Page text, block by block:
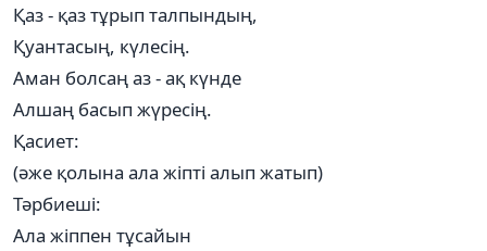
Қаз - қаз тұрып талпындың,
Қуантасың, күлесің.
Аман болсаң аз - ақ күнде
Алшаң басып жүресің.
Қасиет:
(әже қолына ала жіпті алып жатып)
Тәрбиеші:
Ала жіппен тұсайын